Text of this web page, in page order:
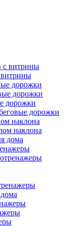
витрины
дорожки
дорожки
дорожки
дорожки
наклона
наклона
дома